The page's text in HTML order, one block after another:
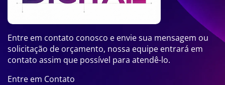
Entre em contato conosco e envie sua mensagem ou
solicitação de orçamento, nossa equipe entrará em
contato assim que possível para atendê-lo.
Entre em Contato